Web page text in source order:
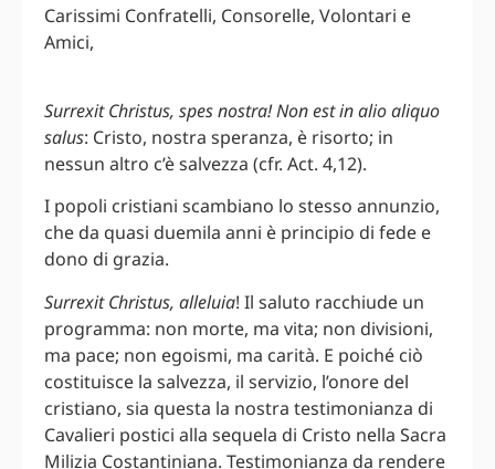
Carissimi Confratelli, Consorelle, Volontari e
Amici,
Surrexit Christus, spes nostra! Non est in alio aliquo
salus: Cristo, nostra speranza, è risorto; in
nessun altro c’è salvezza (cfr. Act. 4,12).
I popoli cristiani scambiano lo stesso annunzio,
che da quasi duemila anni è principio di fede e
dono di grazia.
Surrexit Christus, alleluia! Il saluto racchiude un
programma: non morte, ma vita; non divisioni,
ma pace; non egoismi, ma carità. E poiché ciò
costituisce la salvezza, il servizio, l’onore del
cristiano, sia questa la nostra testimonianza di
Cavalieri postici alla sequela di Cristo nella Sacra
Milizia Costantiniana. Testimonianza da rendere